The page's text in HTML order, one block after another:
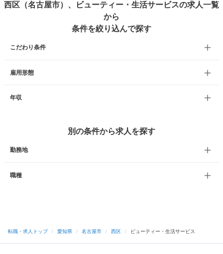
西区（名古屋市）、ビューティー・生活サービスの求人一覧
から
条件を絞り込んで探す
こだわり条件
雇用形態
年収
別の条件から求人を探す
勤務地
職種
転職・求人トップ / 愛知県 / 名古屋市 / 西区 / ビューティー・生活サービス